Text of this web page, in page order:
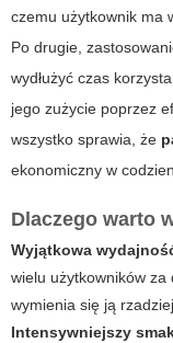
czemu użytkownik ma
Po drugie,
wydłużyć czas
jego zużycie poprzez
wszystko sprawia, że
ekonomiczny w
Dlaczego warto
Wyjątkowa
wielu użytkowników za
wymienia się ją
Intensywniejszy